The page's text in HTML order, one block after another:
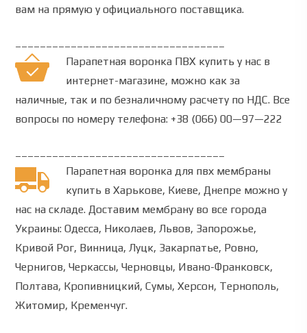
вам на прямую у официального поставщика.
Парапетная воронка ПВХ купить у нас в
интернет-магазине, можно как за
наличные, так и по безналичному расчету по НДС. Все
вопросы по номеру телефона: +38 (066) 00—97—222
Парапетная воронка для пвх мембраны
купить в Харькове, Киеве, Днепре можно у
нас на складе. Доставим мембрану во все города
Украины: Одесса, Николаев, Львов, Запорожье,
Кривой Рог, Винница, Луцк, Закарпатье, Ровно,
Чернигов, Черкассы, Черновцы, Ивано-Франковск,
Полтава, Кропивницкий, Сумы, Херсон, Тернополь,
Житомир, Кременчуг.